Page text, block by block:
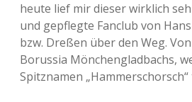
heute lief mir dieser wirklich
und gepflegte Fanclub von
bzw. Dreßen über den Weg.
Borussia Mönchengladbachs,
Spitznamen